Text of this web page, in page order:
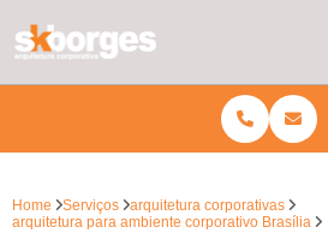
Home Serviços
arquitetura corporativas
arquitetura para ambiente corporativo Brasília